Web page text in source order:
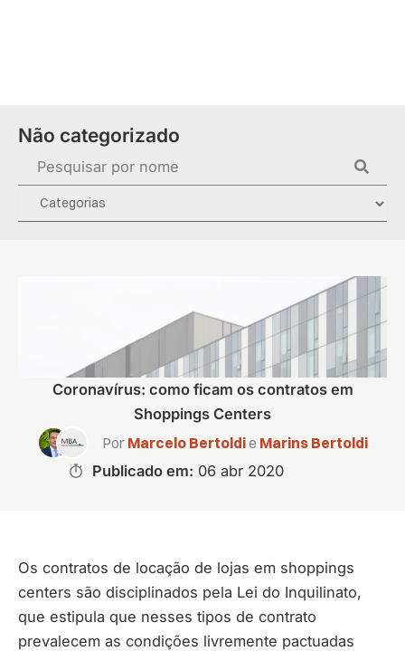
Não categorizado
Coronavírus: como ficam os contratos em
Shoppings Centers
Por Marcelo Bertoldie Marins Bertoldi
Publicado em: 06 abr 2020
Os contratos de locação de lojas em shoppings
centers são disciplinados pela Lei do Inquilinato,
que estipula que nesses tipos de contrato
prevalecem as condições livremente pactuadas